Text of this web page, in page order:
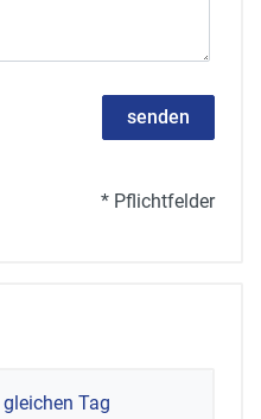
Tag
senden
* Pflichtfelder